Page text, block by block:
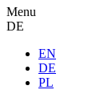
Menu
DE
EN
DE
PL